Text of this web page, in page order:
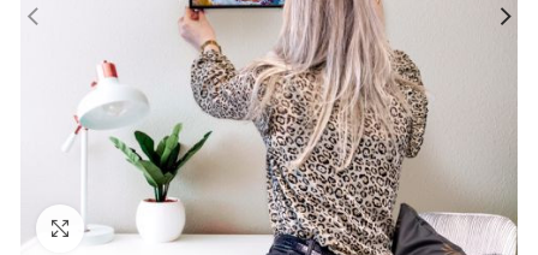
Click to enlarge